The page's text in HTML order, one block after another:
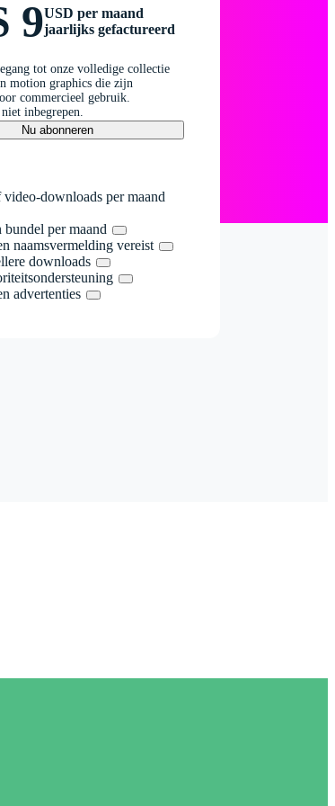
9USD per maand
jaarlijks gefactureerd
tot onze volledige collectie
motion graphics die zijn
commercieel gebruik.
inbegrepen.
Nu abonneren
downloads per maand
bundel per maand
naamsvermelding vereist
downloads
advertenties